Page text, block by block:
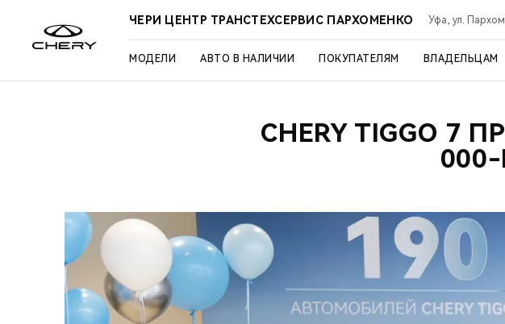
ЧЕРИ ЦЕНТР ТРАНСТЕХСЕРВИС ПАРХОМЕНКО Уфа, ул.
МОДЕЛИ АВТО В НАЛИЧИИ ПОКУПАТЕЛЯМ ВЛАДЕЛЬЦАМ
CHERY TIGGO 7